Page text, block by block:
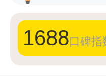
1688口碑指